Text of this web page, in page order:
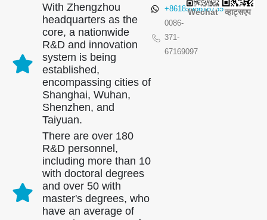
With Zhengzhou
headquarters as the
core, a nationwide
R&D and innovation
system is being
established,
encompassing cities of
Shanghai, Wuhan,
Shenzhen, and
Taiyuan.
There are over 180
R&D personnel,
including more than 10
with doctoral degrees
and over 50 with
master's degrees, who
have an average of
+8618595618735
0086-
371-
67169097
Wechat व्हाट्सएप